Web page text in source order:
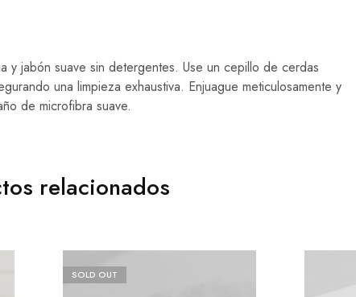
y jabón suave sin detergentes. Use un cepillo de cerdas
una limpieza exhaustiva. Enjuague meticulosamente y
de microfibra suave.
relacionados
SOLD OUT